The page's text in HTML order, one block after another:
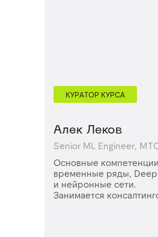
Алек Леков
Senior ML Engineer,
Основные
временные ряды, Deep
и нейронные сети.
Занимается
КУРАТОР КУРСА